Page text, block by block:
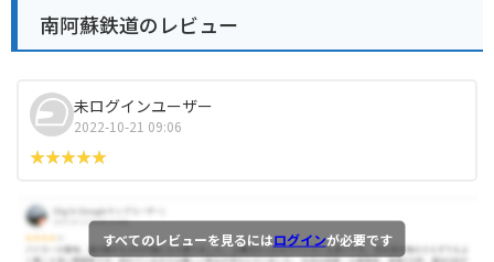
南阿蘇鉄道のレビュー
未ログインユーザー
2022-10-21 09:06
すべてのレビューを見るにはログインが必要です